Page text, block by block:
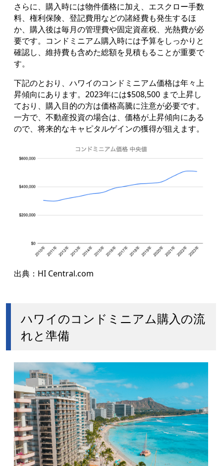
さらに、購入時には物件価格に加え、エスクロー手数
料、権利保険、登記費用などの諸経費も発生するほ
か、購入後は毎月の管理費や固定資産税、光熱費が必
要です。コンドミニアム購入時には予算をしっかりと
確認し、維持費も含めた総額を見積もることが重要で
す。
下記のとおり、ハワイのコンドミニアム価格は年々上
昇傾向にあります。2023年には$508,500 まで上昇し
ており、購入目的の方は価格高騰に注意が必要です。
一方で、不動産投資の場合は、価格が上昇傾向にある
ので、将来的なキャピタルゲインの獲得が狙えます。
出典： HI Central.com
ハワイのコンドミニアム購入の流
れと準備